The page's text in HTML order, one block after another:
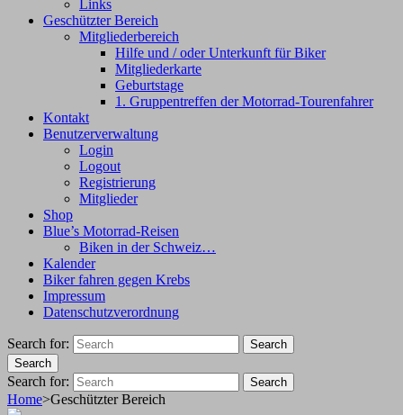
Links
Geschützter Bereich
Mitgliederbereich
Hilfe und / oder Unterkunft für Biker
Mitgliederkarte
Geburtstage
1. Gruppentreffen der Motorrad-Tourenfahrer
Kontakt
Benutzerverwaltung
Login
Logout
Registrierung
Mitglieder
Shop
Blue’s Motorrad-Reisen
Biken in der Schweiz…
Kalender
Biker fahren gegen Krebs
Impressum
Datenschutzverordnung
Search for:
Search
Search
Search for: Search
Home>Geschützter Bereich